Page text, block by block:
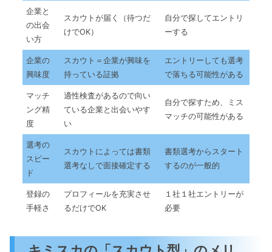
企業と
の出会
い方
スカウトが届く（待つだ
けでOK）
自分で探してエントリ
ーする
企業の
興味度
スカウト＝企業が興味を
持っている証拠
エントリーしても選考
で落ちる可能性がある
マッチ
ング精
度
適性検査があるので向い
ている企業と出会いやす
い
自分で探すため、ミス
マッチの可能性がある
選考の
スピー
ド
スカウトによっては書類
選考なしで面接確定する
書類選考からスタート
するのが一般的
登録の
手軽さ
プロフィールを充実させ
るだけでOK
１社１社エントリーが
必要